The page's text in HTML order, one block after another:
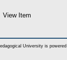
View Item
University is